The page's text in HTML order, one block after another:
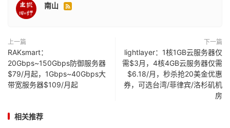
南山 
上一篇
RAKsmart：
20Gbps~150Gbps防御服务器
$79/月起，1Gbps~40Gbps大
带宽服务器$109/月起
下一篇
lightlayer：1核1GB云服务器仅
需$3月，4核4GB云服务器仅需
$6.18/月，秒杀抢20美金优惠
券，可选台湾/菲律宾/洛杉矶机
房
相关推荐